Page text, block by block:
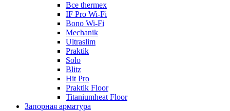
Все thermex
IF Pro Wi-Fi
Bono Wi-Fi
Mechanik
Ultraslim
Praktik
Solo
Blitz
Hit Pro
Praktik Floor
Titaniumheat Floor
Запорная арматура